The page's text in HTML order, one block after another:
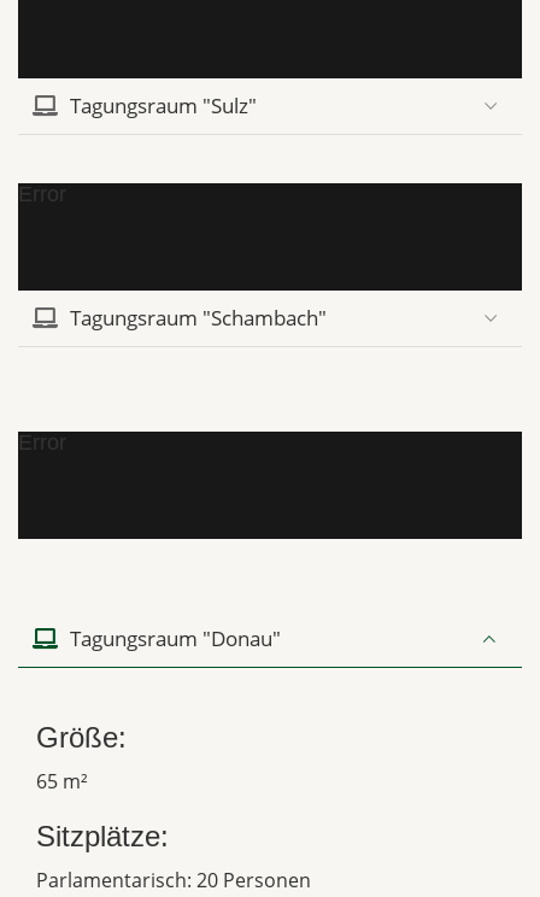
Tagungsraum "Sulz"
Error
Tagungsraum "Schambach"
Error
Tagungsraum "Donau"
Größe:
65 m²
Sitzplätze:
Parlamentarisch: 20 Personen